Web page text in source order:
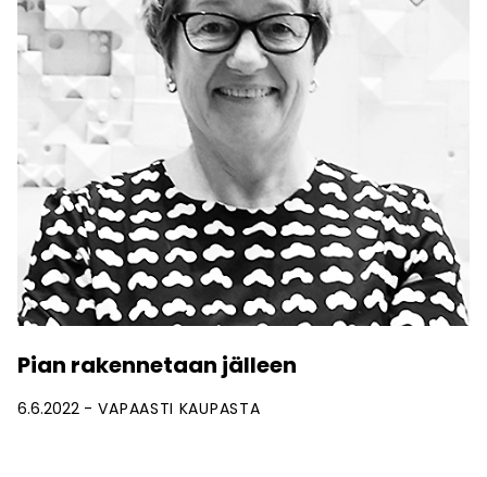
Pian rakennetaan jälleen
6.6.2022 VAPAASTI KAUPASTA